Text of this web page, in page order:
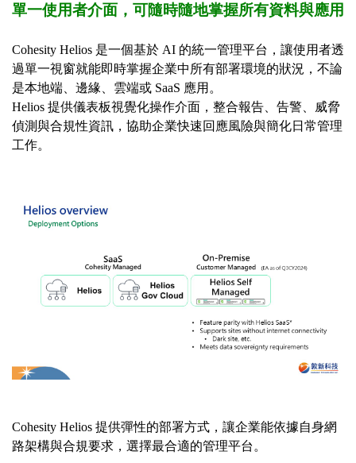
單一使用者介面，可隨時隨地掌握所有資料與應用
Cohesity Helios 是一個基於 AI 的統一管理平台，讓使用者透
過單一視窗就能即時掌握企業中所有部署環境的狀況，不論
是本地端、邊緣、雲端或 SaaS 應用。
Helios 提供儀表板視覺化操作介面，整合報告、告警、威脅
偵測與合規性資訊，協助企業快速回應風險與簡化日常管理
工作。
Cohesity Helios 提供彈性的部署方式，讓企業能依據自身網
路架構與合規要求，選擇最合適的管理平台。